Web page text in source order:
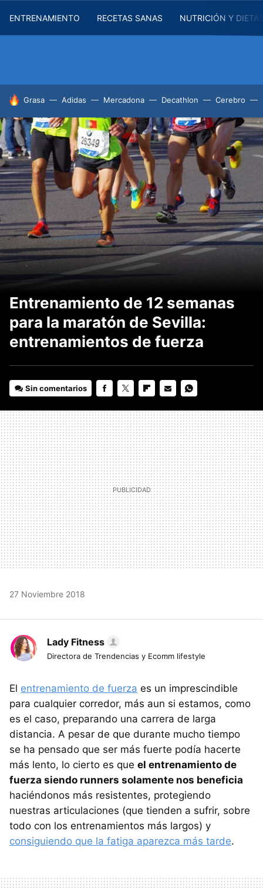
ENTRENAMIENTO RECETAS SANAS NUTRICIÓN Y
HOY SE HABLA DE
Grasa Adidas Mercadona Decathlon Cerebro
Entrenamiento de 12 semanas
para la maratón de Sevilla:
entrenamientos de fuerza
Sin comentarios
MAIL
27 Noviembre 2018
Lady Fitness
Directora de Trendencias y Ecomm lifestyle
El entrenamiento de fuerza es un imprescindible
para cualquier corredor, más aun si estamos, como
es el caso, preparando una carrera de larga
distancia. A pesar de que durante mucho tiempo
se ha pensado que ser más fuerte podía hacerte
más lento, lo cierto es que el entrenamiento de
fuerza siendo runners solamente nos beneficia
haciéndonos más resistentes, protegiendo
nuestras articulaciones (que tienden a sufrir, sobre
todo con los entrenamientos más largos) y
consiguiendo que la fatiga aparezca más tarde.